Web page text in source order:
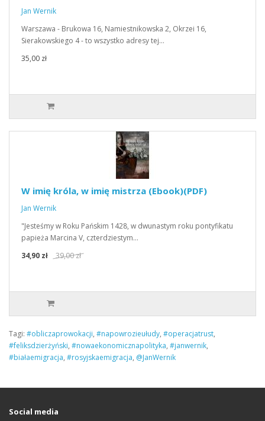
Jan Wernik
Warszawa - Brukowa 16, Namiestnikowska 2, Okrzei 16,
Sierakowskiego 4 - to wszystko adresy tej…
35,00 zł
W imię króla, w imię mistrza (Ebook)(PDF)
Jan Wernik
"Jesteśmy w Roku Pańskim 1428, w dwunastym roku pontyfikatu
papieża Marcina V, czterdziestym…
34,90 zł
39,00 zł
Tagi: #obliczaprowokacji, #napowrozieułudy, #operacjatrust,
#feliksdzierżyński, #nowaekonomicznapolityka, #janwernik,
#białaemigracja, #rosyjskaemigracja, @JanWernik
Social media